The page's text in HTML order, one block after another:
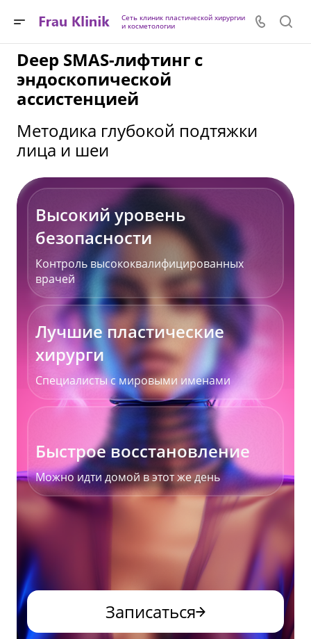
Сеть клиник пластической хирургии
и косметологии
Deep SMAS-лифтинг с
эндоскопической
ассистенцией
Методика глубокой подтяжки
лица и шеи
Высокий уровень
безопасности
Контроль высококвалифицированных
врачей
Лучшие пластические
хирурги
Специалисты с мировыми именами
Быстрое восстановление
Можно идти домой в этот же день
Записаться